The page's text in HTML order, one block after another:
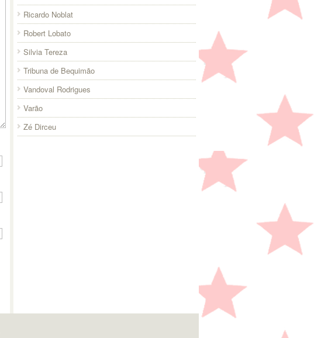
Ricardo Noblat
Robert Lobato
Silvia Tereza
Tribuna de Bequimão
Vandoval Rodrigues
Varão
Zé Dirceu